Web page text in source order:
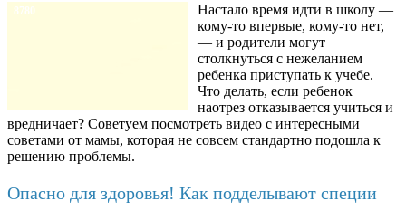
8780
Настало время идти в школу —
кому-то впервые, кому-то нет,
— и родители могут
столкнуться с нежеланием
ребенка приступать к учебе.
Что делать, если ребенок
наотрез отказывается учиться и
вредничает? Советуем посмотреть видео с интересными
советами от мамы, которая не совсем стандартно подошла к
решению проблемы.
Опасно для здоровья! Как подделывают специи